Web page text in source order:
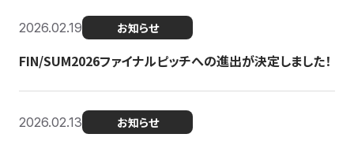
2026.02.19 お知らせ
FIN/SUM2026ファイナルピッチへの進出が決定しました！
2026.02.13 お知らせ